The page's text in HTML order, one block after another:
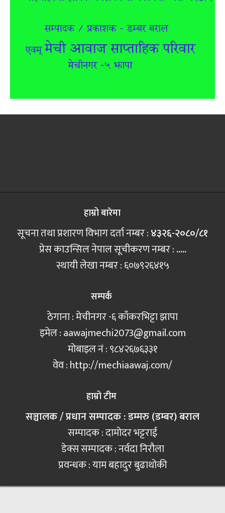
हाम्रो बारेमा
सूचना तथा प्रशारण विभाग दर्ता नम्बर :४३२६-२०८०/८१
प्रेस काउन्सिल नेपाल सूचीकरण नम्बर :.....
स्थायी लेखा नम्बर : ६०७९२६४१५
सम्पर्क
ठेगाना : मेचीनगर -६ काँकरभिट्टा झापा
इमेल :aawajmechi2073@gmail.com
मोबाइल नं‍ : ९८४२६७६३३१
वेव : http://mechiaawaj.com/
हाम्रो टीम
सञ्चालक / प्रधान सम्पादक : डम्मरु (डम्बर) बराल
सम्पादक : दामोदर भट्टराई
डेक्स सम्पादक : नर्वदा निरौला
प्रवन्धक : याम बहादुर बुढाथोकी